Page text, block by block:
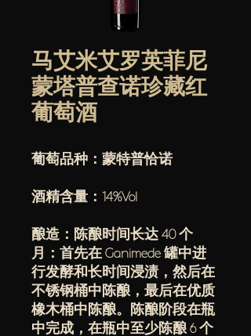
马艾米艾罗英菲尼
蒙塔普查诺珍藏红
葡萄酒
葡萄品种：蒙特普恰诺
酒精含量：14%Vol
酿造：陈酿时间长达 40 个
月：首先在 Ganimede 罐中进
行发酵和长时间浸渍，然后在
不锈钢桶中陈酿，最后在优质
橡木桶中陈酿。陈酿阶段在瓶
中完成，在瓶中至少陈酿 6 个